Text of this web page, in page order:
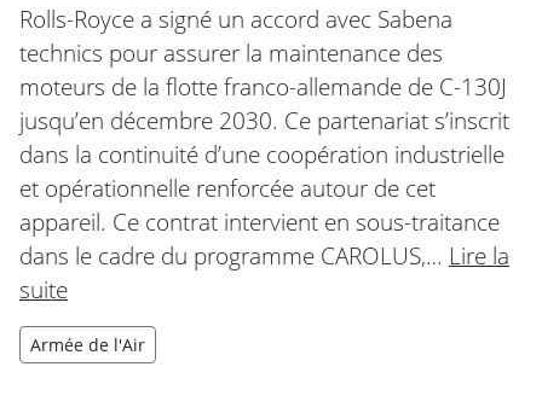
Rolls-Royce a signé un accord avec Sabena
technics pour assurer la maintenance des
moteurs de la flotte franco-allemande de C-130J
jusqu’en décembre 2030. Ce partenariat s’inscrit
dans la continuité d’une coopération industrielle
et opérationnelle renforcée autour de cet
appareil. Ce contrat intervient en sous-traitance
dans le cadre du programme CAROLUS,… Lire la
suite
Armée de l'Air